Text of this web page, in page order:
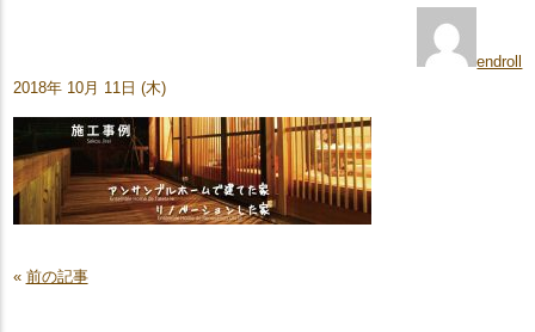
endroll
2018年 10月 11日 (木)
« 前の記事